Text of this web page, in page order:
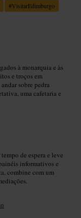
#VisitarEdimburgo
à monarquia e às
e troços em
sobre pedra
uma cafetaria e
de espera e leve
informativos e
combine com um